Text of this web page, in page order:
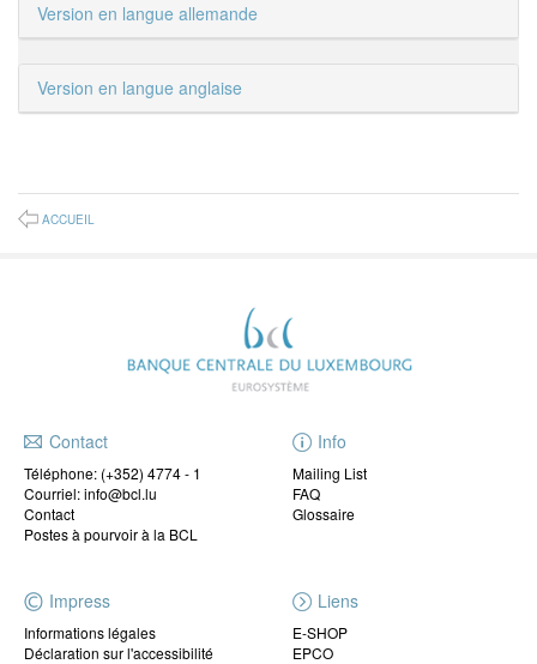
Version en langue allemande
Version en langue anglaise
ACCUEIL
Contact
Téléphone: (+352) 4774 - 1
Courriel: info@bcl.lu
Contact
Postes à pourvoir à la BCL
Info
Mailing List
FAQ
Glossaire
Impress
Informations légales
Déclaration sur l'accessibilité
Liens
E-SHOP
EPCO